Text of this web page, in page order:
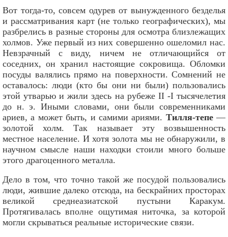
Вот тогда-то, совсем одурев от вынужденного безделья
и рассматривания карт (не только географических), мы
разбрелись в разные стороны для осмотра близлежащих
холмов. Уже первый из них совершенно ошеломил нас.
Невзрачный с виду, ничем не отличающийся от
соседних, он хранил настоящие сокровища. Обломки
посуды валялись прямо на поверхности. Сомнений не
оставалось: люди (кто бы они ни были) пользовались
этой утварью и жили здесь на рубеже II -I тысячелетия
до н. э. Иными словами, они были современниками
ариев, а может быть, и самими ариями. Тилля-тепе—
золотой холм. Так называет эту возвышенность
местное население. И хотя золота мы не обнаружили, в
научном смысле наши находки стоили много больше
этого драгоценного металла.
Дело в том, что точно такой же посудой пользовались
люди, жившие далеко отсюда, на бескрайних просторах
великой среднеазиатской пустыни Каракум.
Протягивалась вполне ощутимая ниточка, за которой
могли скрываться реальные исторические связи.